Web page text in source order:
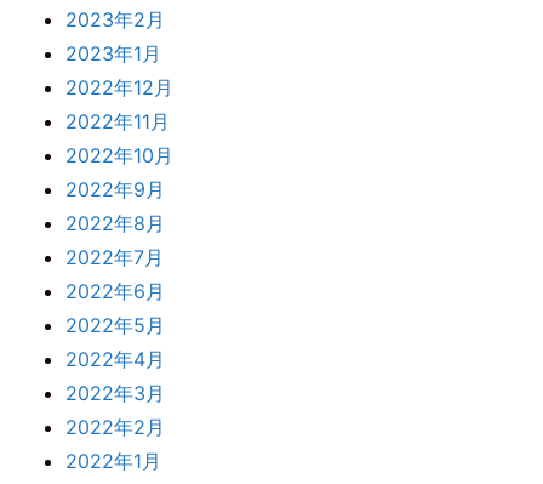
2023年2月
2023年1月
2022年12月
2022年11月
2022年10月
2022年9月
2022年8月
2022年7月
2022年6月
2022年5月
2022年4月
2022年3月
2022年2月
2022年1月